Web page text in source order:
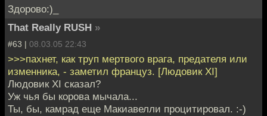
Здорово:)_
That Really RUSH »
#63 | 08.03.05 22:43
>>>пахнет, как труп мертвого врага, предателя или
изменника, - заметил француз. [Людовик XI]
Людовик XI сказал?
Уж чья бы корова мычала...
Ты, бы, камрад еще Макиавелли процитировал. :-)